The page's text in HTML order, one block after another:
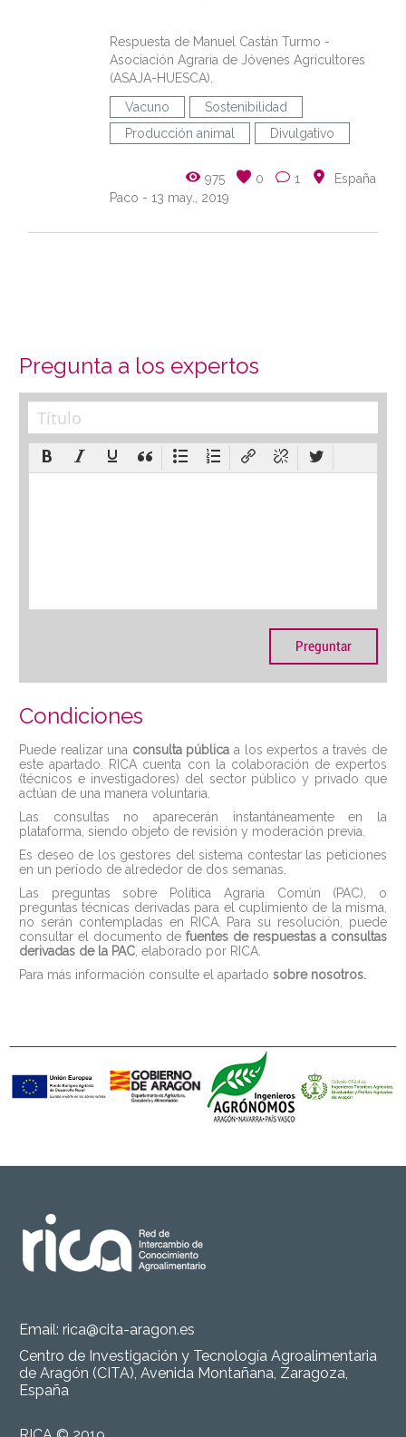
Respuesta de Manuel Castán Turmo -
Asociación Agraria de Jóvenes Agricultores
(ASAJA-HUESCA).
Vacuno
Sostenibilidad
Producción animal
Divulgativo
975 0 1
España
Paco - 13 may., 2019
Pregunta a los expertos
Condiciones
Puede realizar una consulta pública a los expertos a través de
este apartado. RICA cuenta con la colaboración de expertos
(técnicos e investigadores) del sector público y privado que
actúan de una manera voluntaria.
Las consultas no aparecerán instantáneamente en la
plataforma, siendo objeto de revisión y moderación previa.
Es deseo de los gestores del sistema contestar las peticiones
en un período de alrededor de dos semanas.
Las preguntas sobre Política Agraria Común (PAC), o
preguntas técnicas derivadas para el cuplimiento de la misma,
no serán contempladas en RICA. Para su resolución, puede
consultar el documento de fuentes de respuestas a consultas
derivadas de la PAC , elaborado por RICA.
Para más información consulte el apartado sobre nosotros.
Email: rica@cita-aragon.es
Centro de Investigación y Tecnología Agroalimentaria
de Aragón (CITA), Avenida Montañana, Zaragoza,
España